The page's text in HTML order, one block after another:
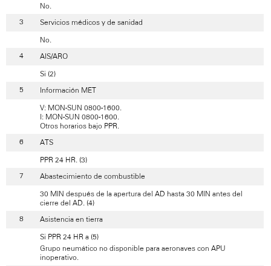
No.
Servicios médicos y de sanidad
No.
AIS/ARO
Si (2)
Información MET
V: MON-SUN 0800-1600.
I: MON-SUN 0800-1600.
Otros horarios bajo PPR.
ATS
PPR 24 HR. (3)
Abastecimiento de combustible
30 MIN después de la apertura del AD hasta 30 MIN antes del
cierre del AD. (4)
Asistencia en tierra
Si PPR 24 HR a (5)
Grupo neumático no disponible para aeronaves con APU
inoperativo.